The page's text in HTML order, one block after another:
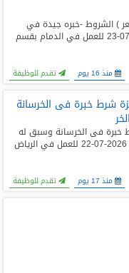
) الشروط -خبره جيدة في
المجال الامتيازات الراتب الأساسي ... بتاريخ 2026-07-23 للعمل في الدمام بقسم
منذ 16 يوم تقدم للوظيفة
شرط خبرة فى الخرسانة
خبرة فى الخرسانة وسبق له
العمل فى السعودية فى مجال الخرسانة ... بتاريخ 2026-07-22 للعمل في الرياض
منذ 17 يوم تقدم للوظيفة